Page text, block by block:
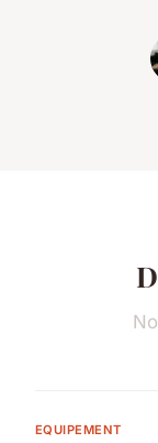
EQUIPEMENT